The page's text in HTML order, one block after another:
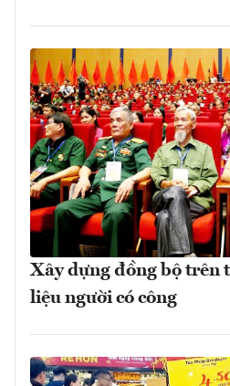
Xây dựng đồng bộ trên
liệu người có công